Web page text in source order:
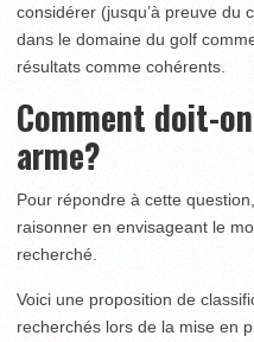
considérer (jusqu’à preuve du
dans le domaine du golf
résultats comme cohérents.
Comment doit-
arme?
Pour répondre à cette
raisonner en envisageant le
recherché.
Voici une proposition de
recherchés lors de la mise en